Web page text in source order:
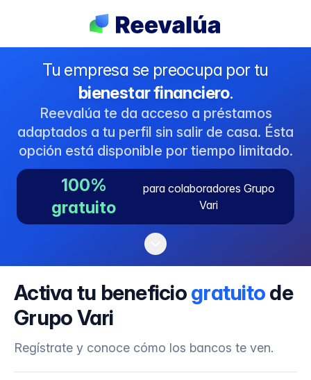
Tu empresa se preocupa por tu
bienestar financiero.
Reevalúa te da acceso a préstamos
adaptados a tu perfil sin salir de casa. Ésta
opción está disponible por tiempo limitado.
100%
gratuito
para colaboradores Grupo
Vari
Activa tu beneficiogratuitode
Grupo Vari
Regístrate y conoce cómo los bancos te ven.